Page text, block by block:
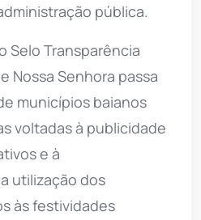
pública.
Selo Transparência
Nossa Senhora passa
municípios baianos
voltadas à publicidade
e à
utilização dos
às festividades